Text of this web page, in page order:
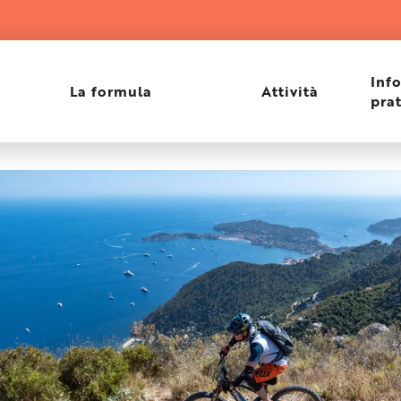
La formula Attività